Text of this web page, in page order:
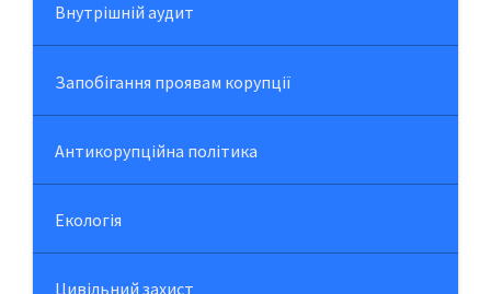
Внутрішній аудит
Запобігання проявам корупції
Антикорупційна політика
Екологія
Цивільний захист